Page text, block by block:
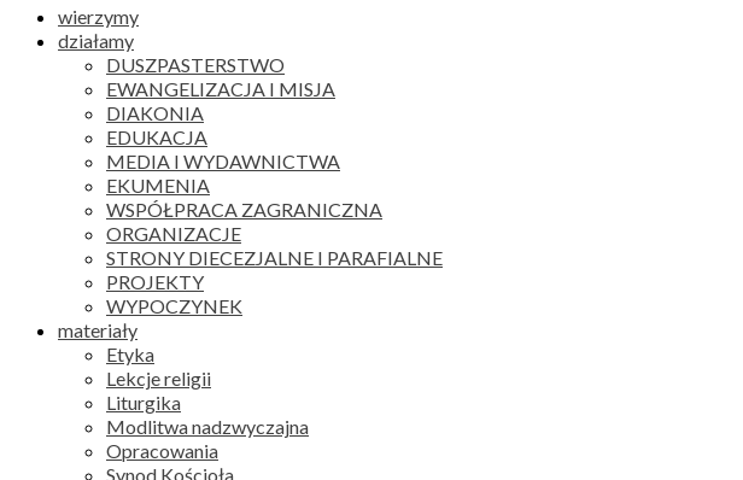
wierzymy
działamy
DUSZPASTERSTWO
EWANGELIZACJA I MISJA
DIAKONIA
EDUKACJA
MEDIA I WYDAWNICTWA
EKUMENIA
WSPÓŁPRACA ZAGRANICZNA
ORGANIZACJE
STRONY DIECEZJALNE I PARAFIALNE
PROJEKTY
WYPOCZYNEK
materiały
Etyka
Lekcje religii
Liturgika
Modlitwa nadzwyczajna
Opracowania
Synod Kościoła